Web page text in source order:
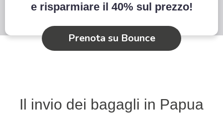
e risparmiare il 40% sul prezzo!
Prenota su Bounce
Il invio dei bagagli in Papua